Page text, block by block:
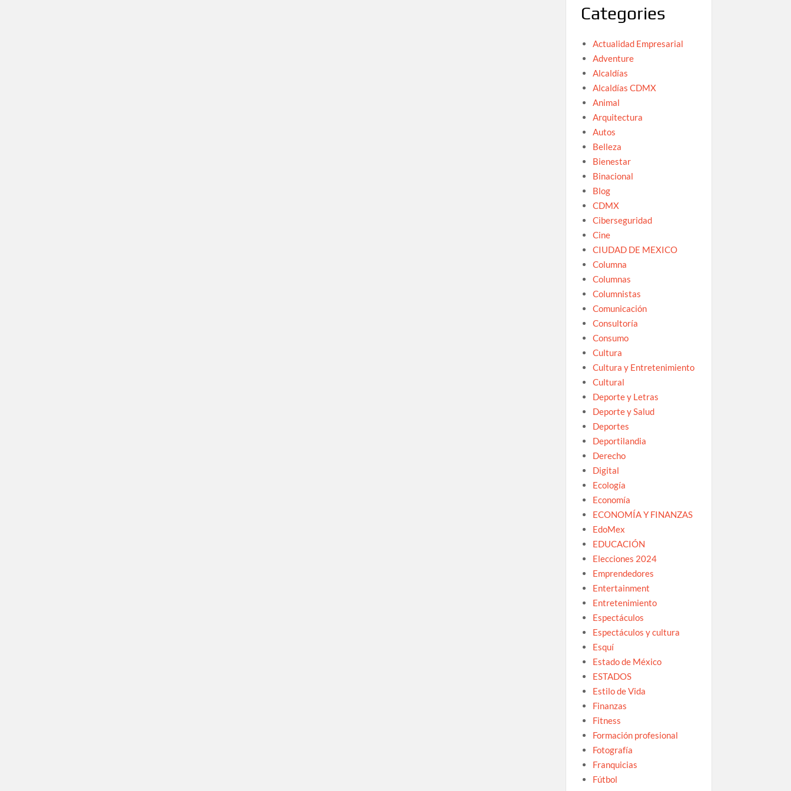
Categories
Actualidad Empresarial
Adventure
Alcaldías
Alcaldías CDMX
Animal
Arquitectura
Autos
Belleza
Bienestar
Binacional
Blog
CDMX
Ciberseguridad
Cine
CIUDAD DE MEXICO
Columna
Columnas
Columnistas
Comunicación
Consultoría
Consumo
Cultura
Cultura y Entretenimiento
Cultural
Deporte y Letras
Deporte y Salud
Deportes
Deportilandia
Derecho
Digital
Ecología
Economía
ECONOMÍA Y FINANZAS
EdoMex
EDUCACIÓN
Elecciones 2024
Emprendedores
Entertainment
Entretenimiento
Espectáculos
Espectáculos y cultura
Esquí
Estado de México
ESTADOS
Estilo de Vida
Finanzas
Fitness
Formación profesional
Fotografía
Franquicias
Fútbol